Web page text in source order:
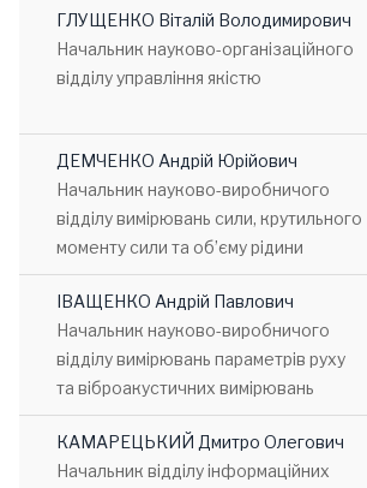
ГЛУЩЕНКО Віталій Володимирович
Начальник науково-організаційного
відділу управління якістю
ДЕМЧЕНКО Андрій Юрійович
Начальник науково-виробничого
відділу вимірювань сили, крутильного
моменту сили та об’єму рідини
ІВАЩЕНКО Андрій Павлович
Начальник науково-виробничого
відділу вимірювань параметрів руху
та віброакустичних вимірювань
КАМАРЕЦЬКИЙ Дмитро Олегович
Начальник відділу інформаційних